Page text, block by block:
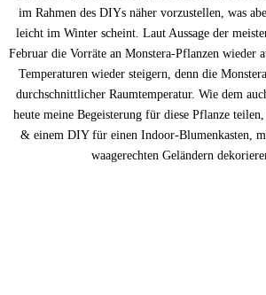
im Rahmen des DIYs näher vorzustellen, was
leicht im Winter scheint. Laut Aussage der
Februar die Vorräte an Monstera-Pflanzen wieder
Temperaturen wieder steigern, denn die
durchschnittlicher Raumtemperatur. Wie dem
heute meine Begeisterung für diese Pflanze
& einem DIY für einen Indoor-Blumenkasten,
waagerechten Geländern